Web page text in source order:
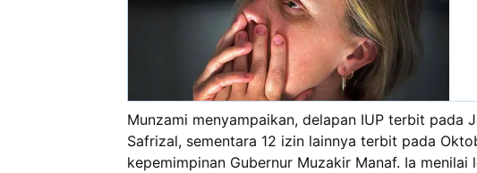
Munzami menyampaikan, delapan IUP terbit pada
Safrizal, sementara 12 izin lainnya terbit pada
kepemimpinan Gubernur Muzakir Manaf. Ia